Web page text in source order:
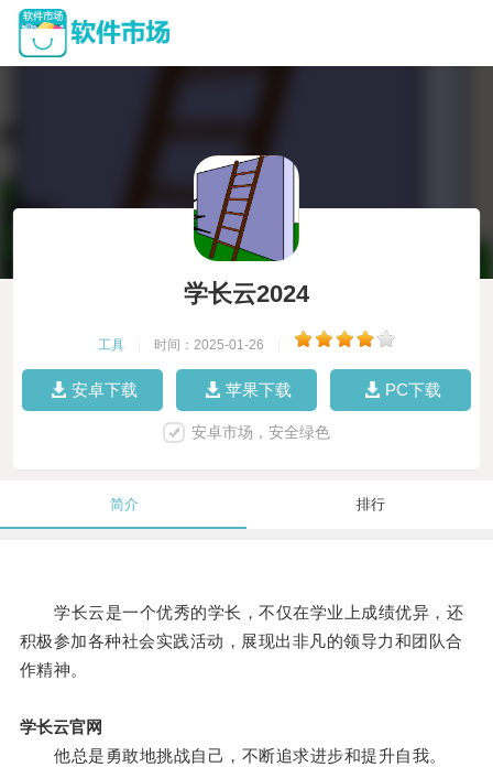
学长云2024
工具 时间：2025-01-26
安卓下载 苹果下载 PC下载
安卓市场，安全绿色
简介 排行
学长云是一个优秀的学长，不仅在学业上成绩优异，还
积极参加各种社会实践活动，展现出非凡的领导力和团队合
作精神。
学长云官网
他总是勇敢地挑战自己，不断追求进步和提升自我。